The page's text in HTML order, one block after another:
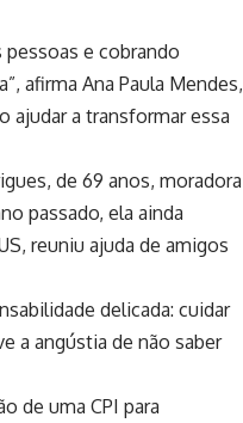
e cobrando
afirma Ana Paula Mendes,
ajudar a transformar essa
de 69 anos, moradora
passado, ela ainda
reuniu ajuda de amigos
delicada: cuidar
a angústia de não saber
de uma CPI para